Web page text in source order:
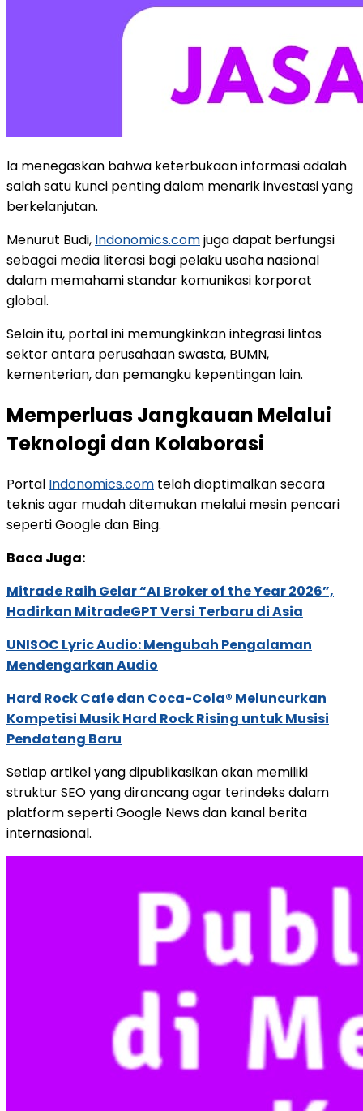
Ia menegaskan bahwa keterbukaan informasi adalah
salah satu kunci penting dalam menarik investasi yang
berkelanjutan.
Menurut Budi, Indonomics.comjuga dapat berfungsi
sebagai media literasi bagi pelaku usaha nasional
dalam memahami standar komunikasi korporat
global.
Selain itu, portal ini memungkinkan integrasi lintas
sektor antara perusahaan swasta, BUMN,
kementerian, dan pemangku kepentingan lain.
Memperluas Jangkauan Melalui
Teknologi dan Kolaborasi
Portal Indonomics.com telah dioptimalkan secara
teknis agar mudah ditemukan melalui mesin pencari
seperti Google dan Bing.
Baca Juga:
Mitrade Raih Gelar “AI Broker of the Year 2026”,
Hadirkan MitradeGPT Versi Terbaru di Asia
UNISOC Lyric Audio: Mengubah Pengalaman
Mendengarkan Audio
Hard Rock Cafe dan Coca-Cola® Meluncurkan
Kompetisi Musik Hard Rock Rising untuk Musisi
Pendatang Baru
Setiap artikel yang dipublikasikan akan memiliki
struktur SEO yang dirancang agar terindeks dalam
platform seperti Google News dan kanal berita
internasional.